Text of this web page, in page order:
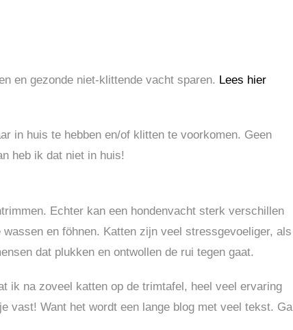
en gezonde niet-klittende vacht sparen. Lees hier
in huis te hebben en/of klitten te voorkomen. Geen
heb ik dat niet in huis!
Echter kan een hondenvacht sterk verschillen
en föhnen. Katten zijn veel stressgevoeliger, als
dat plukken en ontwollen de rui tegen gaat.
ik na zoveel katten op de trimtafel, heel veel ervaring
vast! Want het wordt een lange blog met veel tekst. Ga